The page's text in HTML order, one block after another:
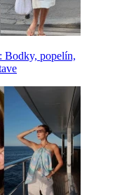
Bodky, popelín,